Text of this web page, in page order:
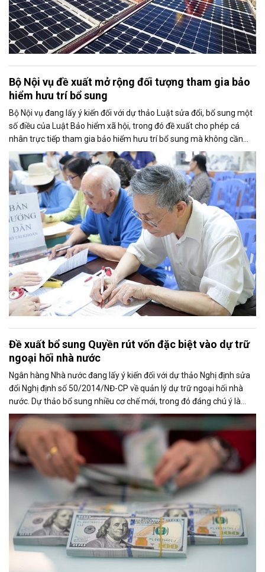
Bộ Nội vụ đề xuất mở rộng đối tượng tham gia bảo
hiểm hưu trí bổ sung
Bộ Nội vụ đang lấy ý kiến đối với dự thảo Luật sửa đổi, bổ sung một
số điều của Luật Bảo hiểm xã hội, trong đó đề xuất cho phép cá
nhân trực tiếp tham gia bảo hiểm hưu trí bổ sung mà không cần
thông qua người sử dụng lao động. Dự thảo cũng điều chỉnh cách
tính thời gian đóng bảo hiểm xã hội nhằm bảo đảm quyền lợi cho
người tham gia.
Đề xuất bổ sung Quyền rút vốn đặc biệt vào dự trữ
ngoại hối nhà nước
Ngân hàng Nhà nước đang lấy ý kiến đối với dự thảo Nghị định sửa
đổi Nghị định số 50/2014/NĐ-CP về quản lý dự trữ ngoại hối nhà
nước. Dự thảo bổ sung nhiều cơ chế mới, trong đó đáng chú ý là
việc đưa Quyền rút vốn đặc biệt (SDR) của Quỹ Tiền tệ Quốc tế
(IMF) vào nguồn hình thành dự trữ ngoại hối quốc gia.